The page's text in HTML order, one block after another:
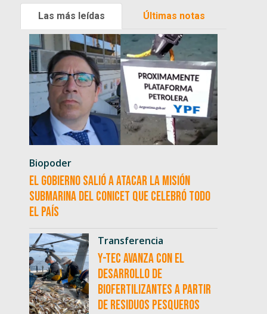
Las más leídas Últimas notas
Biopoder
El Gobierno salió a atacar la misión
submarina del CONICET que celebró todo
el país
Transferencia
Y-TEC avanza con el
desarrollo de
biofertilizantes a partir
de residuos pesqueros